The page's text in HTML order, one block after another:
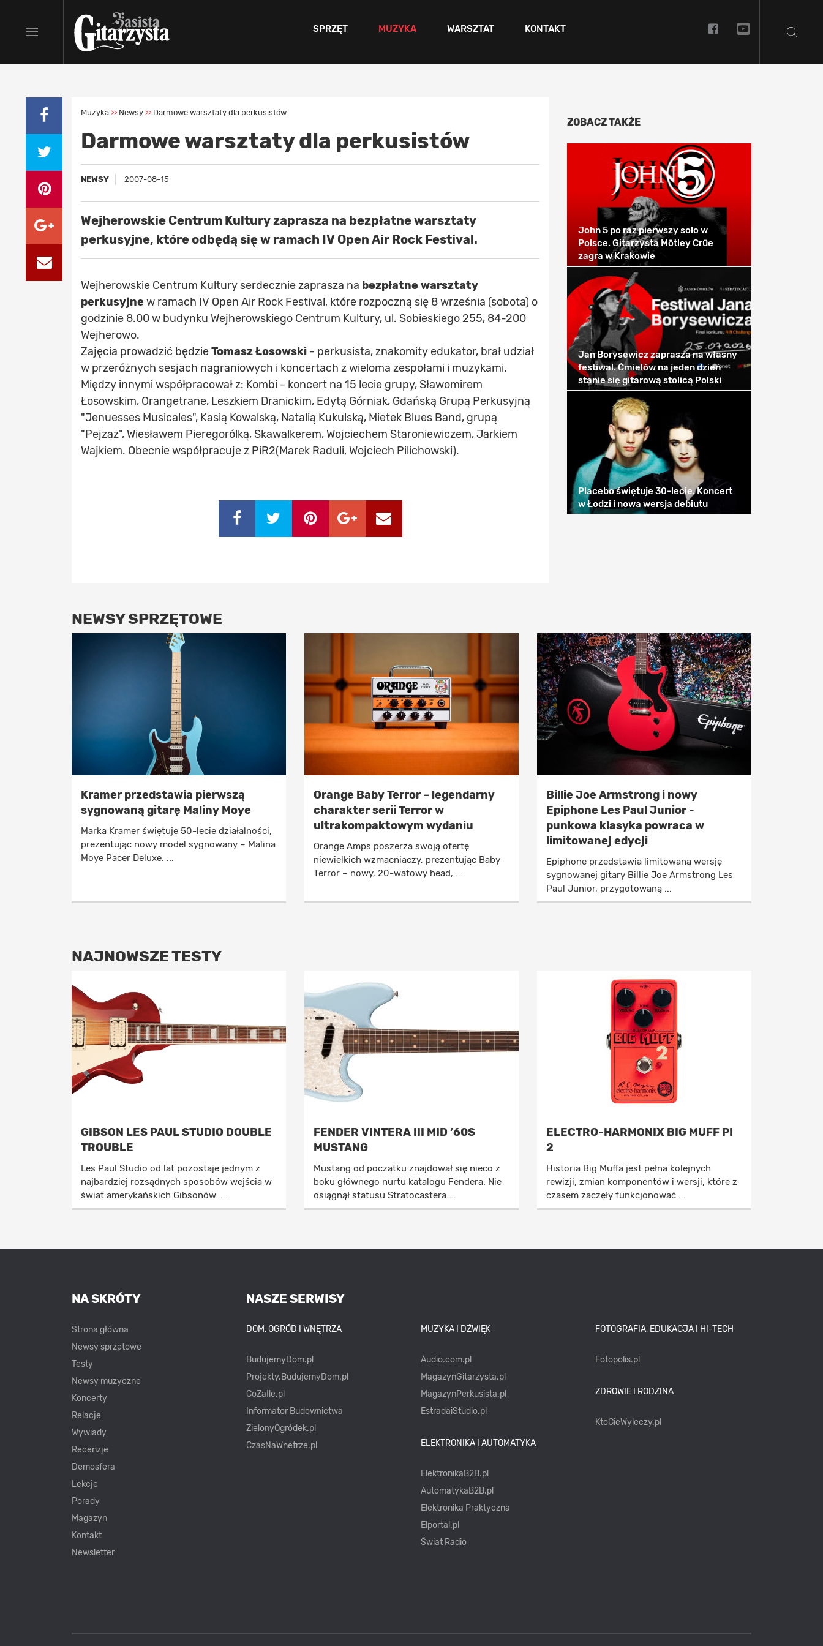
SPRZĘT MUZYKA WARSZTAT KONTAKT
Muzyka >> Newsy >> Darmowe warsztaty dla perkusistów
Darmowe warsztaty dla perkusistów
NEWSY 2007-08-15
Wejherowskie Centrum Kultury zaprasza na bezpłatne warsztaty
perkusyjne, które odbędą się w ramach IV Open Air Rock Festival.
Wejherowskie Centrum Kultury serdecznie zaprasza na bezpłatne warsztaty
perkusyjne w ramach IV Open Air Rock Festival, które rozpoczną się 8 września (sobota) o
godzinie 8.00 w budynku Wejherowskiego Centrum Kultury, ul. Sobieskiego 255, 84-200
Wejherowo.
Zajęcia prowadzić będzieTomasz Łosowski - perkusista, znakomity edukator, brał udział
w przeróżnych sesjach nagraniowych i koncertach z wieloma zespołami i muzykami.
Między innymi współpracował z: Kombi - koncert na 15 lecie grupy, Sławomirem
Łosowskim, Orangetrane, Leszkiem Dranickim, Edytą Górniak, Gdańską Grupą Perkusyjną
"Jenuesses Musicales", Kasią Kowalską, Natalią Kukulską, Mietek Blues Band, grupą
"Pejzaż", Wiesławem Pieregorólką, Skawalkerem, Wojciechem Staroniewiczem, Jarkiem
Wajkiem. Obecnie współpracuje z PiR2(Marek Raduli, Wojciech Pilichowski).
ZOBACZ TAKŻE
John 5 po raz pierwszy solo w
Polsce. Gitarzysta Mötley Crüe
zagra w Krakowie
Jan Borysewicz zaprasza na własny
festiwal. Ćmielów na jeden dzień
stanie się gitarową stolicą Polski
Placebo świętuje 30-lecie. Koncert
w Łodzi i nowa wersja debiutu
NEWSY SPRZĘTOWE
Kramer przedstawia pierwszą
sygnowaną gitarę Maliny Moye
Marka Kramer świętuje 50-lecie działalności,
prezentując nowy model sygnowany – Malina
Moye Pacer Deluxe. ...
Orange Baby Terror – legendarny
charakter serii Terror w
ultrakompaktowym wydaniu
Orange Amps poszerza swoją ofertę
niewielkich wzmacniaczy, prezentując Baby
Terror – nowy, 20-watowy head, ...
Billie Joe Armstrong i nowy
Epiphone Les Paul Junior -
punkowa klasyka powraca w
limitowanej edycji
Epiphone przedstawia limitowaną wersję
sygnowanej gitary Billie Joe Armstrong Les
Paul Junior, przygotowaną ...
NAJNOWSZE TESTY
GIBSON LES PAUL STUDIO DOUBLE
TROUBLE
Les Paul Studio od lat pozostaje jednym z
najbardziej rozsądnych sposobów wejścia w
świat amerykańskich Gibsonów. ...
FENDER VINTERA III MID ’60S
MUSTANG
Mustang od początku znajdował się nieco z
boku głównego nurtu katalogu Fendera. Nie
osiągnął statusu Stratocastera ...
ELECTRO-HARMONIX BIG MUFF PI
2
Historia Big Muffa jest pełna kolejnych
rewizji, zmian komponentów i wersji, które z
czasem zaczęły funkcjonować ...
NASZE SERWISY
DOM, OGRÓD I WNĘTRZA
BudujemyDom.pl
Projekty.BudujemyDom.pl
CoZaIle.pl
Informator Budownictwa
ZielonyOgródek.pl
CzasNaWnetrze.pl
MUZYKA I DŹWIĘK
Audio.com.pl
MagazynGitarzysta.pl
MagazynPerkusista.pl
EstradaiStudio.pl
ELEKTRONIKA I AUTOMATYKA
ElektronikaB2B.pl
AutomatykaB2B.pl
Elektronika Praktyczna
Elportal.pl
Świat Radio
FOTOGRAFIA, EDUKACJA I HI-TECH
Fotopolis.pl
ZDROWIE I RODZINA
KtoCieWyleczy.pl
NA SKRÓTY
Strona główna
Newsy sprzętowe
Testy
Newsy muzyczne
Koncerty
Relacje
Wywiady
Recenzje
Demosfera
Lekcje
Porady
Magazyn
Kontakt
Newsletter